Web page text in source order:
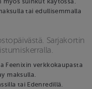
myös suihkut käytössä.
tai edullisemmalla
Sarjakortin
Feenixin verkkokaupasta
maksulla.
tai Edenredillä.